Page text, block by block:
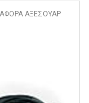
ΑΞΕΣΟΥΑΡ